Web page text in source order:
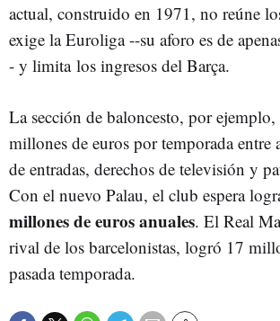
actual, construido en 1971, no reúne
exige la Euroliga --su aforo es de
- y limita los ingresos del Barça.
La sección de baloncesto, por
millones de euros por temporada entre
de entradas, derechos de televisión y
Con el nuevo Palau, el club espera
millones de euros anuales. El Real
rival de los barcelonistas, logró 17
pasada temporada.